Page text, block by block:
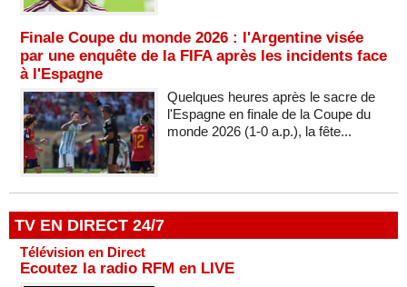
Finale Coupe du monde 2026 : l'Argentine visée
par une enquête de la FIFA après les incidents face
à l'Espagne
Quelques heures après le sacre de
l'Espagne en finale de la Coupe du
monde 2026 (1-0 a.p.), la fête...
TV EN DIRECT 24/7
Télévision en Direct
Ecoutez la radio RFM en LIVE